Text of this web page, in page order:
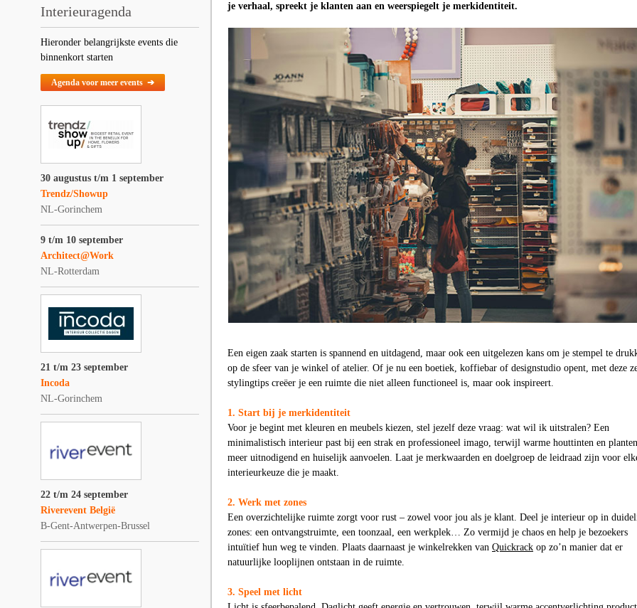
Interieuragenda
Hieronder belangrijkste events die
binnenkort starten
Agenda voor meer events ➔
30 augustus t/m 1 september
Trendz/Showup
NL-Gorinchem
9 t/m 10 september
Architect@Work
NL-Rotterdam
21 t/m 23 september
Incoda
NL-Gorinchem
22 t/m 24 september
Riverevent België
B-Gent-Antwerpen-Brussel
je verhaal, spreekt je klanten aan en weerspiegelt je merkidentiteit.
Een eigen zaak starten is spannend en uitdagend, maar ook een uitgelezen kans om je stempel te
op de sfeer van je winkel of atelier. Of je nu een boetiek, koffiebar of designstudio opent, met deze
stylingtips creëer je een ruimte die niet alleen functioneel is, maar ook inspireert.
1. Start bij je merkidentiteit
Voor je begint met kleuren en meubels kiezen, stel jezelf deze vraag: wat wil ik uitstralen? Een
minimalistisch interieur past bij een strak en professioneel imago, terwijl warme houttinten en planten
meer uitnodigend en huiselijk aanvoelen. Laat je merkwaarden en doelgroep de leidraad zijn voor
interieurkeuze die je maakt.
2. Werk met zones
Een overzichtelijke ruimte zorgt voor rust – zowel voor jou als je klant. Deel je interieur op in
zones: een ontvangstruimte, een toonzaal, een werkplek… Zo vermijd je chaos en help je bezoekers
intuïtief hun weg te vinden. Plaats daarnaast je winkelrekken van Quickrack op zo’n manier dat er
natuurlijke looplijnen ontstaan in de ruimte.
3. Speel met licht